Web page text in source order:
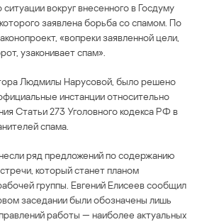
вокруг внесенного в Госдуму
заявлена борьба со спамом. По
«вопреки заявленной цели,
узаконивает спам».
Людмилы Нарусовой, было решено
инстанции относительно
Статьи 273 Уголовного кодекса РФ в
спама.
ряд предложений по содержанию
который станет планом
группы. Евгений Елисеев сообщил
заседании были обозначены лишь
работы — наиболее актуальных